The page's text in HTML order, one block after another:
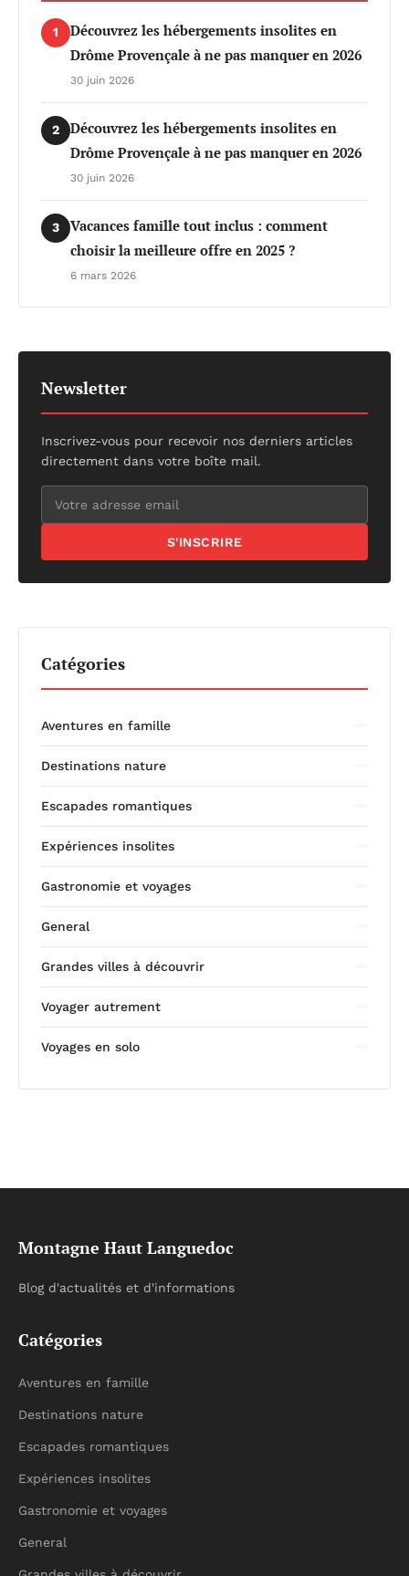
1
Découvrez les hébergements insolites en
Drôme Provençale à ne pas manquer en 2026
30 juin 2026
2
Découvrez les hébergements insolites en
Drôme Provençale à ne pas manquer en 2026
30 juin 2026
3
Vacances famille tout inclus : comment
choisir la meilleure offre en 2025 ?
6 mars 2026
Newsletter
Inscrivez-vous pour recevoir nos derniers articles
directement dans votre boîte mail.
S'INSCRIRE
Catégories
Aventures en famille
Destinations nature
Escapades romantiques
Expériences insolites
Gastronomie et voyages
General
Grandes villes à découvrir
Voyager autrement
Voyages en solo
Montagne Haut Languedoc
Blog d'actualités et d'informations
Catégories
Aventures en famille
Destinations nature
Escapades romantiques
Expériences insolites
Gastronomie et voyages
General